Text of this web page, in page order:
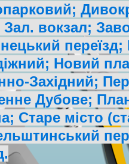
Зал. вокзал;
переїзд;
Новий
Західний;
Дубове;
Старе місто